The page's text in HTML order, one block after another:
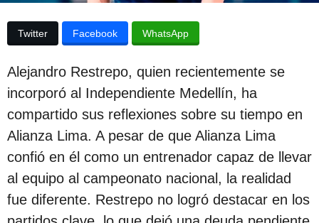
l
i
a
c
i
ó
n
2
a
Twitter Facebook WhatsApp
Alejandro Restrepo, quien recientemente se
incorporó al Independiente Medellín, ha
compartido sus reflexiones sobre su tiempo en
Alianza Lima. A pesar de que Alianza Lima
confió en él como un entrenador capaz de llevar
al equipo al campeonato nacional, la realidad
fue diferente. Restrepo no logró destacar en los